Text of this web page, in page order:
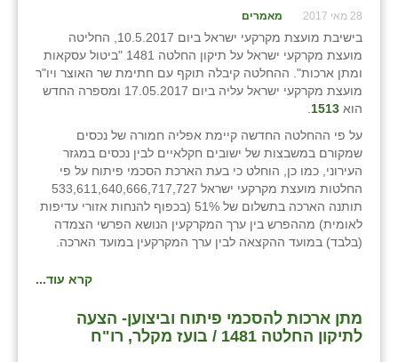
28 מאי 2017 מאמרים
בישיבת מועצת מקרקעי ישראל ביום 10.5.2017, החליטה
מועצת מקרקעי ישראל על תיקון החלטה 1481 "ביטול עסקאות
ומתן ארכות". ההחלטה קיבלה תוקף עם חתימת שר האוצר ויו"ר
מועצת מקרקעי ישראל עליה ביום 17.05.2017 ומספרה החדש
הוא 1513
על פי ההחלטה החדשה קיימת אפליה חמורה של נכסים
שמקורם במשבצות של ישובים חקלאיים לבין נכסים במגזר
העירוני, כמו כן, הוחלט כי בעת הארכת הסכמי פיתוח על פי
החלטות מועצת מקרקעי ישראל 533,611,640,666,717,727
תותנה הארכה בתשלום של 51% (בכפוף להנחות אזורי עדיפות
לאומית) מההפרש בין ערך המקרקעין הנושא הפרשי הצמדה
(בלבד) במועד ההקצאה לבין ערך המקרקעין במועד הארכה.
קרא עוד...
מתן ארכות להסכמי פיתוח וביצוען- הצעה
לתיקון החלטה 1481 / בועז מקלר, רו"ח
יקנעם
כליל
יד השמונה
כפר אביב
כפר ביאליק
כפר הרי״ף
כפר מישר
כפר סבא (אגרא)